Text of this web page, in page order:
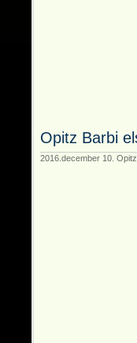
Opitz Barbi
2016.december 10.